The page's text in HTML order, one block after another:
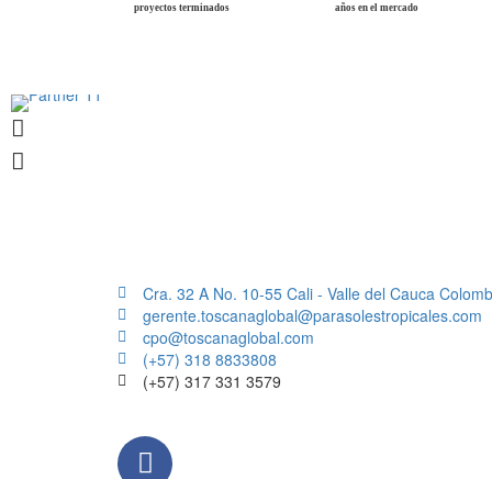
proyectos terminados años en el mercado
Cra. 32 A No. 10-55 Cali - Valle del Cauca
gerente.toscanaglobal@parasolestropicales.com
cpo@toscanaglobal.com
(+57) 318 8833808
(+57) 317 331 3579